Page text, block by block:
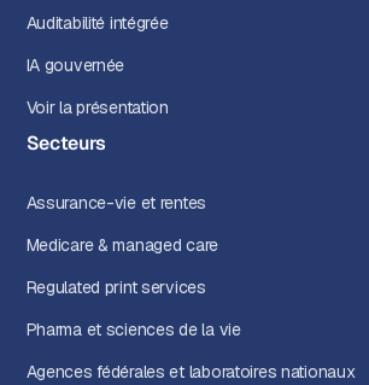
Auditabilité intégrée
IA gouvernée
Voir la présentation
Secteurs
Assurance-vie et rentes
Medicare & managed care
Regulated print services
Pharma et sciences de la vie
Agences fédérales et laboratoires nationaux